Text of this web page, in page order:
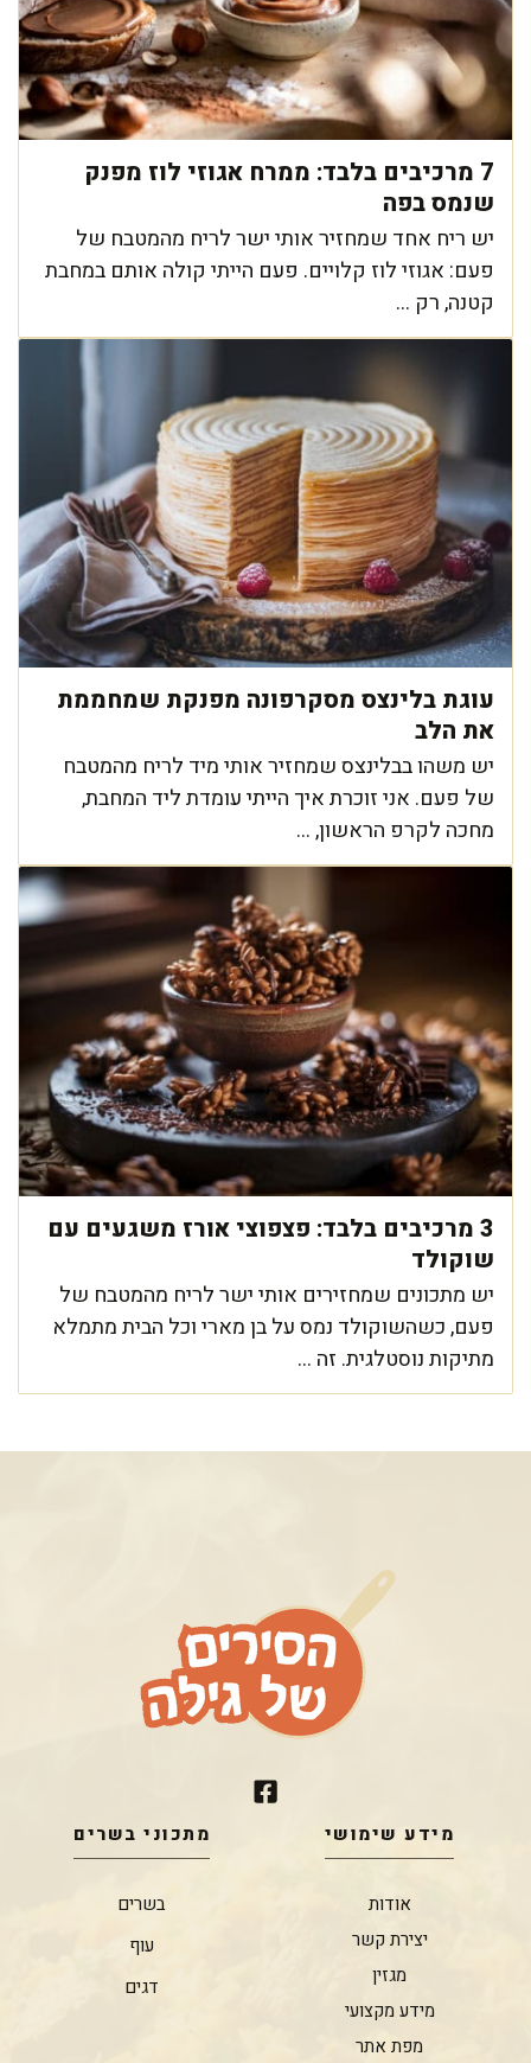
7 מרכיבים בלבד: ממרח אגוזי לוז מפנק
שנמס בפה
יש ריח אחד שמחזיר אותי ישר לריח מהמטבח של
פעם: אגוזי לוז קלויים. פעם הייתי קולה אותם במחבת
קטנה, רק ...
עוגת בלינצס מסקרפונה מפנקת שמחממת
את הלב
יש משהו בבלינצס שמחזיר אותי מיד לריח מהמטבח
של פעם. אני זוכרת איך הייתי עומדת ליד המחבת,
מחכה לקרפ הראשון, ...
3 מרכיבים בלבד: פצפוצי אורז משגעים עם
שוקולד
יש מתכונים שמחזירים אותי ישר לריח מהמטבח של
פעם, כשהשוקולד נמס על בן מארי וכל הבית מתמלא
מתיקות נוסטלגית. זה ...
מידע שימושי
אודות
יצירת קשר
מגזין
מידע מקצועי
מפת אתר
מתכוני בשרים
בשרים
עוף
דגים